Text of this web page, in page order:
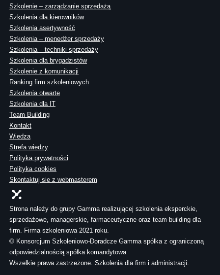
Szkolenie – zarządzanie sprzedażą
Szkolenia dla kierowników
Szkolenia asertywność
Szkolenia – menedżer sprzedaży
Szkolenia – techniki sprzedaży
Szkolenia dla brygadzistów
Szkolenie z komunikacji
Ranking firm szkoleniowych
Szkolenia otwarte
Szkolenia dla IT
Team Building
Kontakt
Wiedza
Strefa wiedzy
Polityka prywatności
Polityka cookies
Skontaktuj sie z webmasterem
Strona należy do grupy Gamma realizującej szkolenia eksperckie,
sprzedażowe, managerskie, farmaceutyczne oraz team building dla
firm. Firma szkoleniowa 2021 roku.
© Konsorcjum Szkoleniowo-Doradcze Gamma spółka z ograniczoną
odpowiedzialnością spółka komandytowa
Wszelkie prawa zastrzeżone. Szkolenia dla firm i administracji.